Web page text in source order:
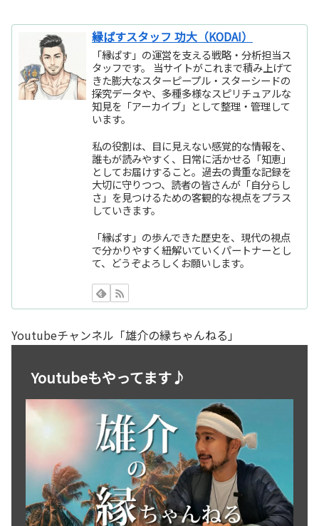
縁ぱすスタッフ 功大（KODAI）
「縁ぱす」の運営を支える戦略・分析担当ス
タッフです。 当サイトがこれまで積み上げて
きた膨大なスターピープル・スターシードの
探究データや、多種多様なスピリチュアルな
知見を「アーカイブ」として整理・管理して
います。
私の役割は、目に見えない感覚的な情報を、
誰もが読みやすく、日常に活かせる「知恵」
としてお届けすること。過去の貴重な記録を
大切に守りつつ、読者の皆さんが「自分らし
さ」を見つけるための客観的な視点をプラス
していきます。
「縁ぱす」の歩んできた歴史を、現代の視点
で分かりやすく紐解いていくパートナーとし
て、どうぞよろしくお願いします。
Youtubeチャンネル「雄介の縁ちゃんねる」
Youtubeもやってます♪